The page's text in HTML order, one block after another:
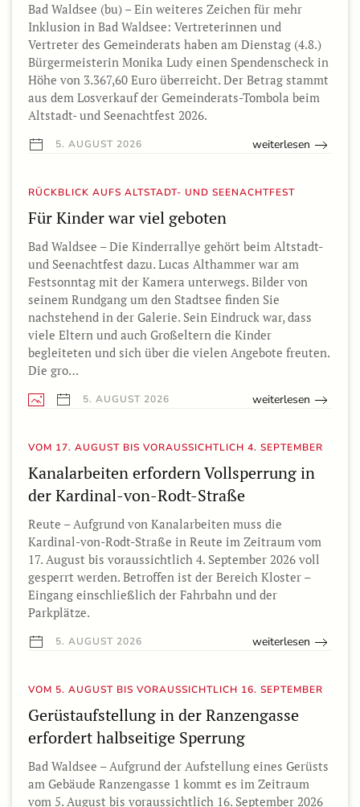
Bad Waldsee (bu) – Ein weiteres Zeichen für mehr
Inklusion in Bad Waldsee: Vertreterinnen und
Vertreter des Gemeinderats haben am Dienstag (4.8.)
Bürgermeisterin Monika Ludy einen Spendenscheck in
Höhe von 3.367,60 Euro überreicht. Der Betrag stammt
aus dem Losverkauf der Gemeinderats-Tombola beim
Altstadt- und Seenachtfest 2026.
5. AUGUST 2026 weiterlesen
RÜCKBLICK AUFS ALTSTADT- UND SEENACHTFEST
Für Kinder war viel geboten
Bad Waldsee – Die Kinderrallye gehört beim Altstadt-
und Seenachtfest dazu. Lucas Althammer war am
Festsonntag mit der Kamera unterwegs. Bilder von
seinem Rundgang um den Stadtsee finden Sie
nachstehend in der Galerie. Sein Eindruck war, dass
viele Eltern und auch Großeltern die Kinder
begleiteten und sich über die vielen Angebote freuten.
Die gro…
5. AUGUST 2026 weiterlesen
VOM 17. AUGUST BIS VORAUSSICHTLICH 4. SEPTEMBER
Kanalarbeiten erfordern Vollsperrung in
der Kardinal-von-Rodt-Straße
Reute – Aufgrund von Kanalarbeiten muss die
Kardinal-von-Rodt-Straße in Reute im Zeitraum vom
17. August bis voraussichtlich 4. September 2026 voll
gesperrt werden. Betroffen ist der Bereich Kloster –
Eingang einschließlich der Fahrbahn und der
Parkplätze.
5. AUGUST 2026 weiterlesen
VOM 5. AUGUST BIS VORAUSSICHTLICH 16. SEPTEMBER
Gerüstaufstellung in der Ranzengasse
erfordert halbseitige Sperrung
Bad Waldsee – Aufgrund der Aufstellung eines Gerüsts
am Gebäude Ranzengasse 1 kommt es im Zeitraum
vom 5. August bis voraussichtlich 16. September 2026